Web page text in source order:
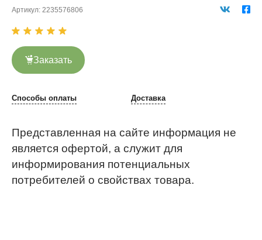
Артикул: 2235576806
Заказать
Способы оплаты Доставка
Представленная на сайте информация не
является офертой, а служит для
информирования потенциальных
потребителей о свойствах товара.